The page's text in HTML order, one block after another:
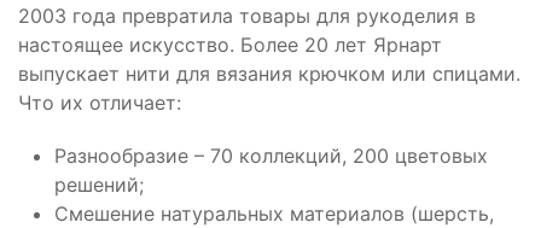
2003 года превратила товары для рукоделия в
настоящее искусство. Более 20 лет Ярнарт
выпускает нити для вязания крючком или спицами.
Что их отличает:
Разнообразие – 70 коллекций, 200 цветовых
решений;
Смешение натуральных материалов (шерсть,